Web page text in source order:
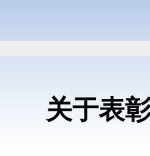
关于表